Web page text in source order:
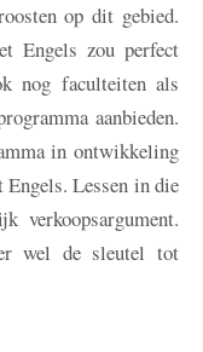
op dit gebied.
Engels zou perfect
nog faculteiten als
aanbieden.
in ontwikkeling
Lessen in die
verkoopsargument.
wel de sleutel tot